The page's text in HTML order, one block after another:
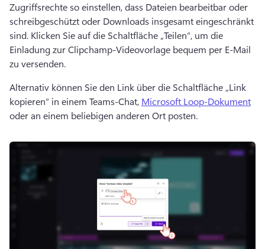
Zugriffsrechte so einstellen, dass Dateien bearbeitbar oder
schreibgeschützt oder Downloads insgesamt eingeschränkt
sind. Klicken Sie auf die Schaltfläche „Teilen“, um die
Einladung zur Clipchamp-Videovorlage bequem per E-Mail
zu versenden.
Alternativ können Sie den Link über die Schaltfläche „Link
kopieren“ in einem Teams-Chat, Microsoft Loop-Dokument
oder an einem beliebigen anderen Ort posten.